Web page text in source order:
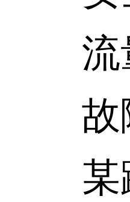
流量
故障
某跨